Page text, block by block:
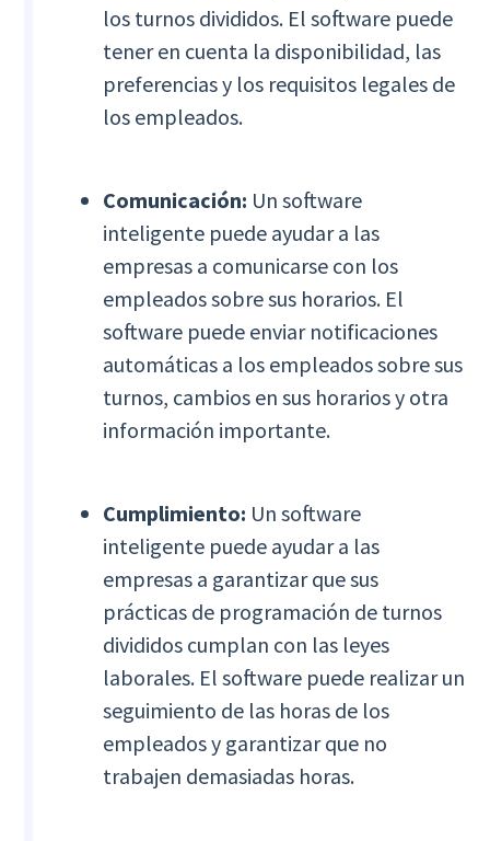
los turnos divididos. El software puede
tener en cuenta la disponibilidad, las
preferencias y los requisitos legales de
los empleados.
Comunicación: Un software
inteligente puede ayudar a las
empresas a comunicarse con los
empleados sobre sus horarios. El
software puede enviar notificaciones
automáticas a los empleados sobre sus
turnos, cambios en sus horarios y otra
información importante.
Cumplimiento: Un software
inteligente puede ayudar a las
empresas a garantizar que sus
prácticas de programación de turnos
divididos cumplan con las leyes
laborales. El software puede realizar un
seguimiento de las horas de los
empleados y garantizar que no
trabajen demasiadas horas.